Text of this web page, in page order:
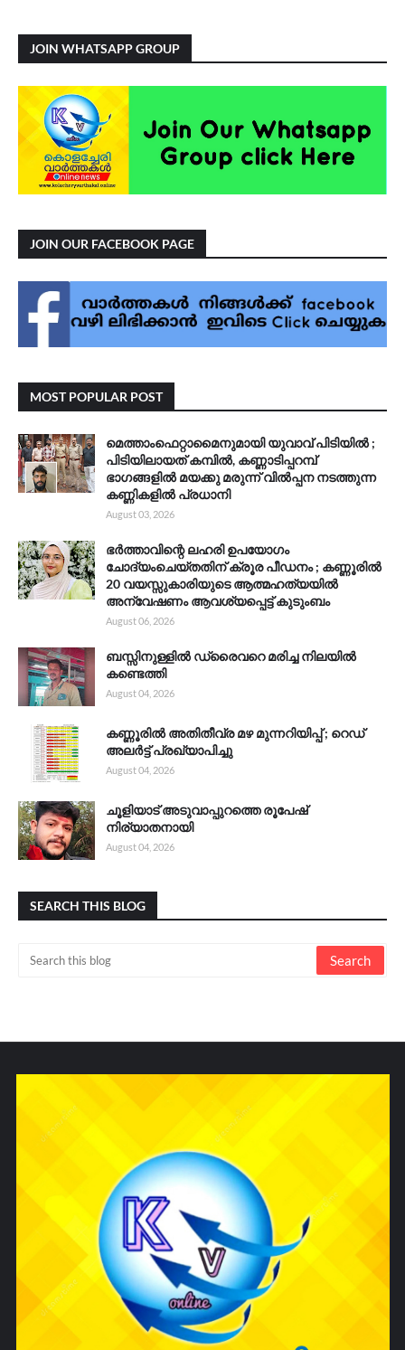
JOIN WHATSAPP GROUP
JOIN OUR FACEBOOK PAGE
MOST POPULAR POST
മെത്താംഫെറ്റാമൈനുമായി യുവാവ് പിടിയിൽ ;
പിടിയിലായത് കമ്പിൽ, കണ്ണാടിപ്പറമ്പ്
ഭാഗങ്ങളിൽ മയക്കു മരുന്ന് വിൽപ്പന നടത്തുന്ന
കണ്ണികളിൽ പ്രധാനി
August 03, 2026
ഭർത്താവിന്റെ ലഹരി ഉപയോഗം
ചോദ്യംചെയ്തതിന് ക്രൂര പീഡനം ; കണ്ണൂരിൽ
20 വയസ്സുകാരിയുടെ ആത്മഹത്യയിൽ
അന്വേഷണം ആവശ്യപ്പെട്ട് കുടുംബം
August 06, 2026
ബസ്സിനുള്ളിൽ ഡ്രൈവറെ മരിച്ച നിലയിൽ
കണ്ടെത്തി
August 04, 2026
കണ്ണൂരിൽ അതിതീവ്ര മഴ മുന്നറിയിപ്പ് ; റെഡ്
അലർട്ട് പ്രഖ്യാപിച്ചു
August 04, 2026
ചൂളിയാട് അടുവാപ്പുറത്തെ രൂപേഷ്
നിര്യാതനായി
August 04, 2026
SEARCH THIS BLOG